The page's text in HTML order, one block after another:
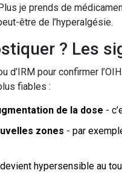
je prends de
être de l’hyperalgésie.
? Les
d’IRM pour confirmer
fiables :
de la dose -
zones - par
hypersensible au